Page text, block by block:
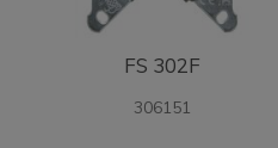
FS 302F
306151